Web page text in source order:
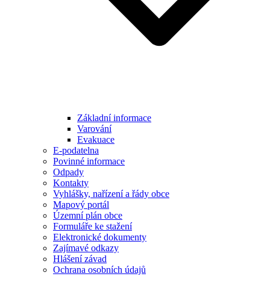
Základní informace
Varování
Evakuace
E-podatelna
Povinné informace
Odpady
Kontakty
Vyhlášky, nařízení a řády obce
Mapový portál
Územní plán obce
Formuláře ke stažení
Elektronické dokumenty
Zajímavé odkazy
Hlášení závad
Ochrana osobních údajů